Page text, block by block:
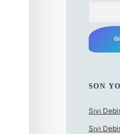
SON
Sıvı
Sıvı